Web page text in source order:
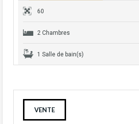
60
2 Chambres
1 Salle de bain(s)
VENTE